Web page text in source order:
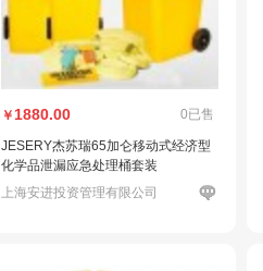
￥ 1880.00 0已售
JESERY杰苏瑞65加仑移动式经济型
化学品泄漏应急处理桶套装
上海安进投资管理有限公司